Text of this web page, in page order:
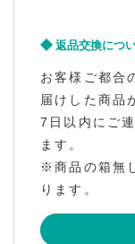
返品交換につ
お客様ご都合
届けした商品
7日以内にご
ます。
※商品の箱無
ります。